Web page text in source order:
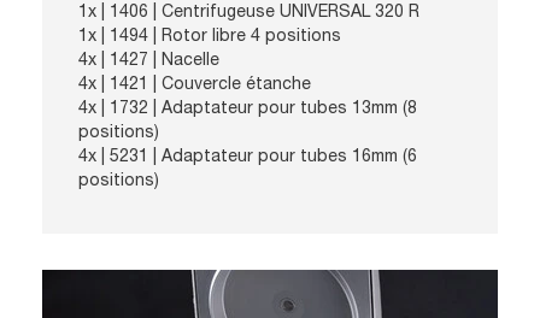
1x | 1406
| Centrifugeuse UNIVERSAL 320 R
1x | 1494
| Rotor libre 4 positions
4x | 1427
| Nacelle
4x | 1421
| Couvercle étanche
4x | 1732
| Adaptateur pour tubes 13mm (8
positions)
4x | 5231 | Adaptateur pour tubes 16mm (6
positions)